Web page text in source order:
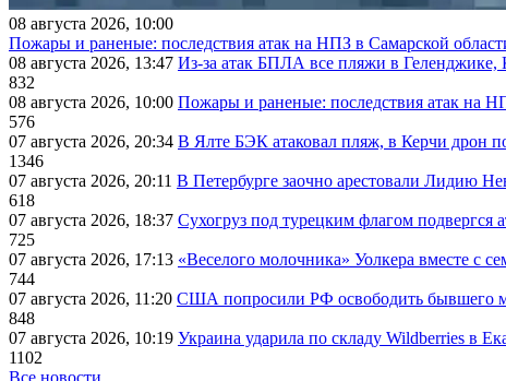
08 августа 2026, 10:00
Пожары и раненые: последствия атак на НПЗ в Самарской
08 августа 2026, 13:47 Из-за атак БПЛА все пляжи в
832
08 августа 2026, 10:00 Пожары и раненые: последствия атак на
576
07 августа 2026, 20:34 В Ялте БЭК атаковал пляж, в Керчи дрон
1346
07 августа 2026, 20:11 В Петербурге заочно арестовали Лидию
618
07 августа 2026, 18:37 Сухогруз под турецким флагом
725
07 августа 2026, 17:13 «Веселого молочника» Уолкера вместе с
744
07 августа 2026, 11:20 США попросили РФ освободить бывшего
848
07 августа 2026, 10:19 Украина ударила по складу Wildberries в
1102
Все новости